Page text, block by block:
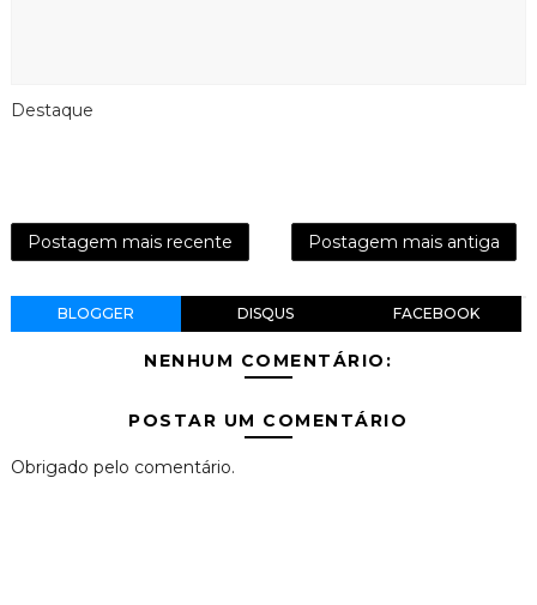
Destaque
Postagem mais recente Postagem mais antiga
BLOGGER DISQUS FACEBOOK
NENHUM COMENTÁRIO:
POSTAR UM COMENTÁRIO
Obrigado pelo comentário.